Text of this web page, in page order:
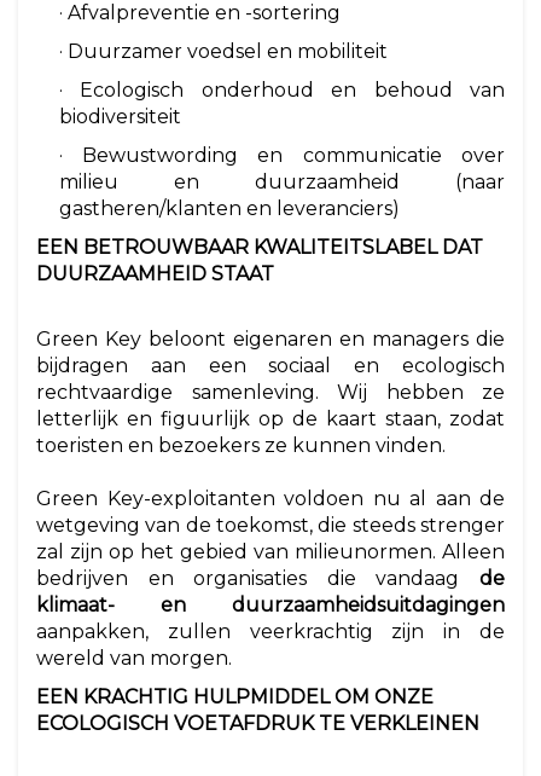
· Afvalpreventie en -sortering
· Duurzamer voedsel en mobiliteit
· Ecologisch onderhoud en behoud van
biodiversiteit
· Bewustwording en communicatie over
milieu en duurzaamheid (naar
gastheren/klanten en leveranciers)
EEN BETROUWBAAR KWALITEITSLABEL DAT
DUURZAAMHEID STAAT
Green Key beloont eigenaren en managers die
bijdragen aan een sociaal en ecologisch
rechtvaardige samenleving. Wij hebben ze
letterlijk en figuurlijk op de kaart staan, zodat
toeristen en bezoekers ze kunnen vinden.
Green Key-exploitanten voldoen nu al aan de
wetgeving van de toekomst, die steeds strenger
zal zijn op het gebied van milieunormen. Alleen
bedrijven en organisaties die vandaag de
klimaat- en duurzaamheidsuitdagingen
aanpakken, zullen veerkrachtig zijn in de
wereld van morgen.
EEN KRACHTIG HULPMIDDEL OM ONZE
ECOLOGISCH VOETAFDRUK TE VERKLEINEN